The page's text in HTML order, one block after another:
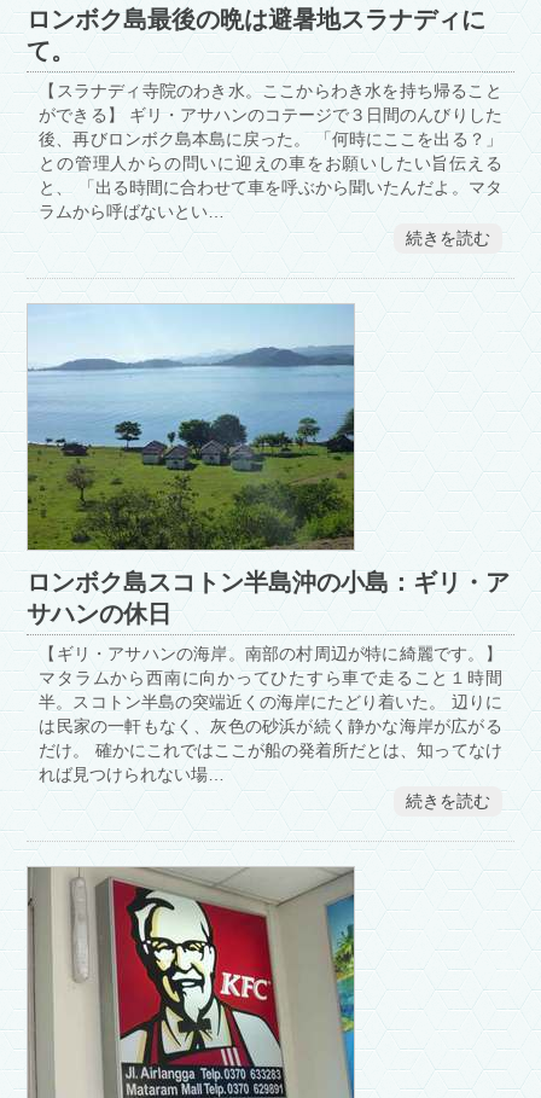
ロンボク島最後の晩は避暑地スラナディに
て。
【スラナディ寺院のわき水。ここからわき水を持ち帰ること
ができる】 ギリ・アサハンのコテージで３日間のんびりした
後、再びロンボク島本島に戻った。 「何時にここを出る？」
との管理人からの問いに迎えの車をお願いしたい旨伝える
と、 「出る時間に合わせて車を呼ぶから聞いたんだよ。マタ
ラムから呼ばないとい…
続きを読む
ロンボク島スコトン半島沖の小島：ギリ・ア
サハンの休日
【ギリ・アサハンの海岸。南部の村周辺が特に綺麗です。】
マタラムから西南に向かってひたすら車で走ること１時間
半。スコトン半島の突端近くの海岸にたどり着いた。 辺りに
は民家の一軒もなく、灰色の砂浜が続く静かな海岸が広がる
だけ。 確かにこれではここが船の発着所だとは、知ってなけ
れば見つけられない場…
続きを読む